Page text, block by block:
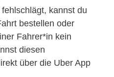
kannst du
bestellen oder
Fahrer*in kein
diesen
über die Uber App